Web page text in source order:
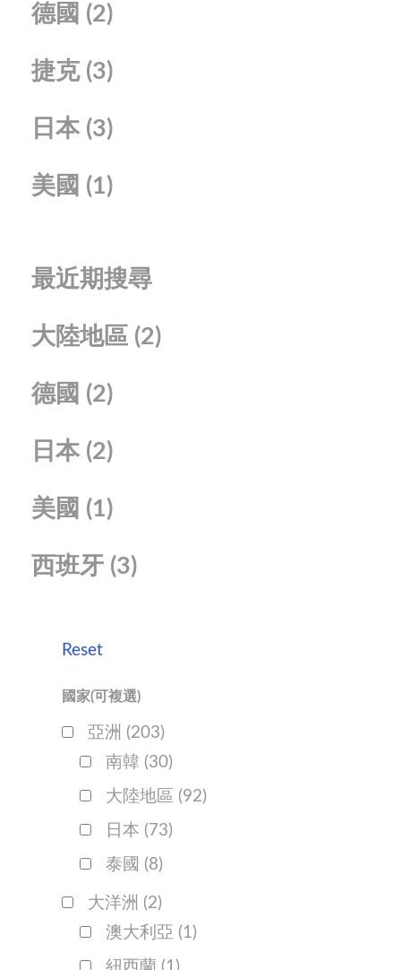
德國 (2)
捷克 (3)
日本 (3)
美國 (1)
最近期搜尋
大陸地區 (2)
德國 (2)
日本 (2)
美國 (1)
西班牙 (3)
Reset
國家(可複選)
亞洲 (203)
南韓 (30)
大陸地區 (92)
日本 (73)
泰國 (8)
大洋洲 (2)
澳大利亞 (1)
紐西蘭 (1)